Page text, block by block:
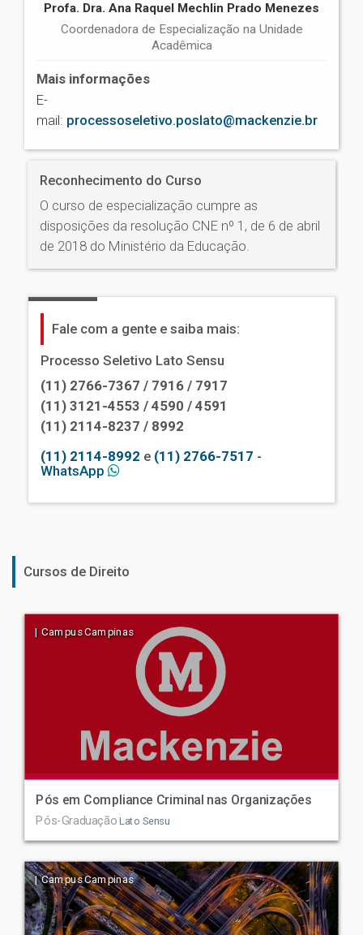
Profa. Dra. Ana Raquel Mechlin Prado Menezes
Coordenadora de Especialização na Unidade
Acadêmica
Mais informações
E-
mail: processoseletivo.poslato@mackenzie.br
Reconhecimento do Curso
O curso de especialização cumpre as
disposições da resolução CNE nº 1, de 6 de abril
de 2018 do Ministério da Educação.
Fale com a gente e saiba mais:
Processo Seletivo Lato Sensu
(11) 2766-7367 / 7916 / 7917
(11) 3121-4553 / 4590 / 4591
(11) 2114-8237 / 8992
(11) 2114-8992 e (11) 2766-7517 -
WhatsApp
Cursos de Direito
| Campus Campinas
Pós em Compliance Criminal nas Organizações
Pós-Graduação Lato Sensu
| Campus Campinas